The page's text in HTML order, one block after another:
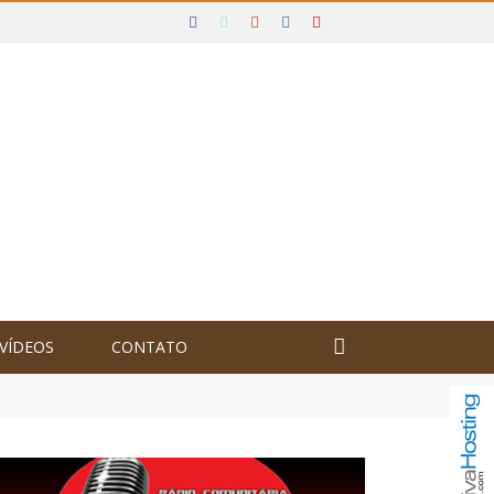
VÍDEOS CONTATO